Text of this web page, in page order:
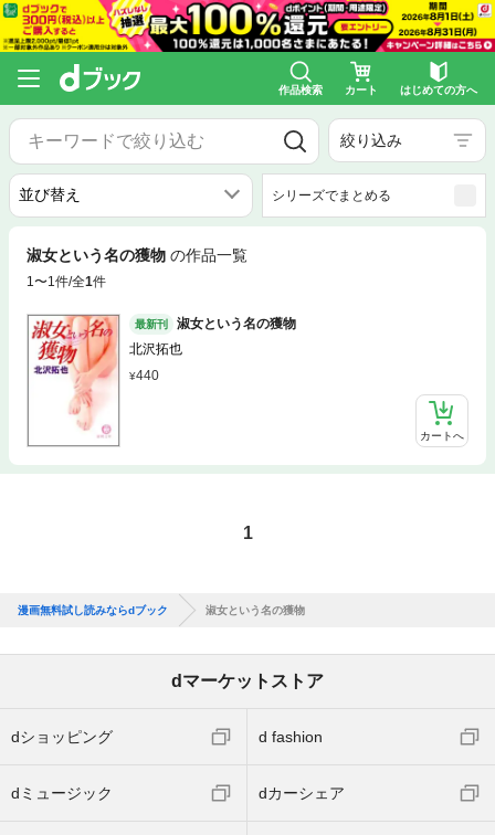
作品検索 カート はじめての方へ
絞り込み
シリーズでまとめる
淑女という名の獲物 の作品一覧
1〜1件/全1件
最新刊
淑女という名の獲物
北沢拓也
440
カートへ
1
漫画無料試し読みならdブック 淑女という名の獲物
dマーケットストア
dショッピング d fashion
dミュージック dカーシェア